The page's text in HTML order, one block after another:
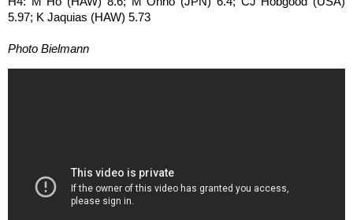
5.97; K Jaquias (HAW) 5.73
Photo Bielmann